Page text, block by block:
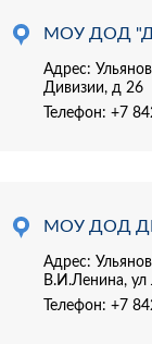
МОУ ДОД
Адрес:
Дивизии, д 26
Телефон: +7
МОУ ДОД
Адрес:
В.И.Ленина,
Телефон: +7